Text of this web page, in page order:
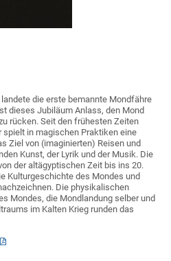
die erste bemannte Mondfähre
dieses Jubiläum Anlass, den Mond
rücken. Seit den frühesten Zeiten
in magischen Praktiken eine
Ziel von (imaginierten) Reisen und
Kunst, der Lyrik und der Musik. Die
der altägyptischen Zeit bis ins 20.
Kulturgeschichte des Mondes und
Die physikalischen
Mondes, die Mondlandung selber und
im Kalten Krieg runden das